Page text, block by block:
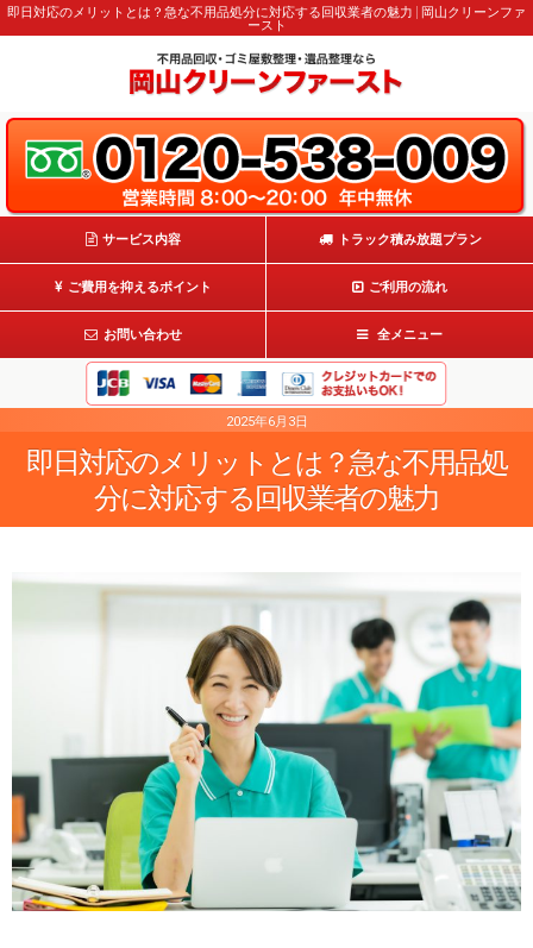
即日対応のメリットとは？急な不用品処分に対応する回収業者の魅力 | 岡山クリーンファ
ースト
サービス内容 トラック積み放題プラン
ご費用を抑えるポイント ご利用の流れ
お問い合わせ 全メニュー
2025年6月3日
即日対応のメリットとは？急な不用品処
分に対応する回収業者の魅力